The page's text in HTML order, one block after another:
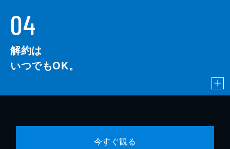
04
解約は
いつでもOK。
今すぐ観る